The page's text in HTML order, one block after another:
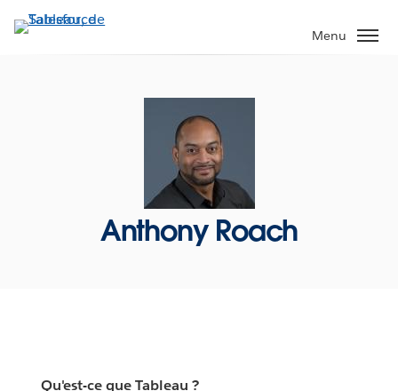
Aller
au
Menu
Anthony Roach
Qu'est-ce que Tableau ?